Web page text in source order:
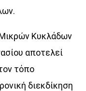
Κυκλάδων
αποτελεί
τόπο
διεκδίκηση